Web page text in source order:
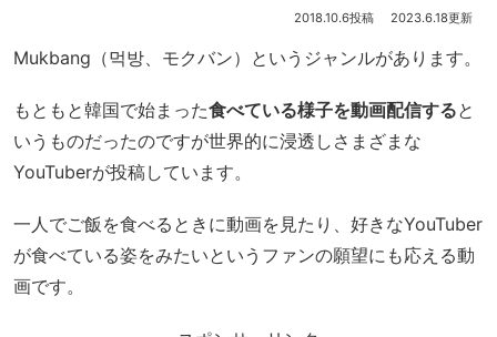
2018.10.6 2023.6.18
Mukbang（먹방、モクバン）というジャンルがあります。
もともと韓国で始まった食べている様子を動画配信すると
いうものだったのですが世界的に浸透しさまざまな
YouTuberが投稿しています。
一人でご飯を食べるときに動画を見たり、好きなYouTuber
が食べている姿をみたいというファンの願望にも応える動
画です。